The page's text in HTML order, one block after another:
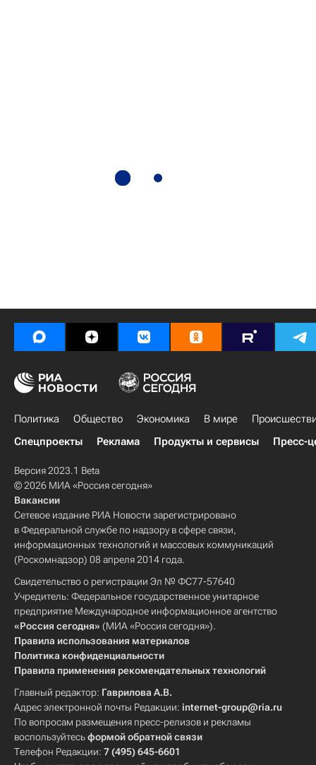
Политика Общество Экономика В мире
Спецпроекты
Реклама Продукты и сервисы Пресс-
Версия 2023.1 Beta
© 2026 МИА «Россия сегодня»
Вакансии
Сетевое издание РИА Новости зарегистрировано
в Федеральной службе по надзору в сфере связи,
информационных технологий и массовых коммуникаций
(Роскомнадзор) 08 апреля 2014 года.
Свидетельство о регистрации Эл № ФС77-57640
Учредитель: Федеральное государственное унитарное
предприятие Международное информационное агентство
«Россия сегодня» (МИА «Россия сегодня»).
Правила использования материалов
Политика конфиденциальности
Правила применения рекомендательных технологий
Главный редактор: Гаврилова А.В.
Адрес электронной почты Редакции: internet-group@ria.ru
По вопросам размещения пресс-релизов и рекламы
воспользуйтесьформой обратной связи
Телефон Редакции: 7 (495) 645-6601